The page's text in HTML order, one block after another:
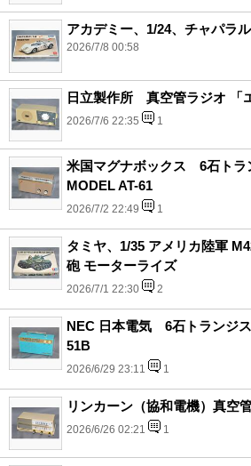
アカデミー、1/24、チャパラ
2026/7/8 00:58
日立製作所 真空管ラジオ 「
2026/7/6 22:35 1
米国マグナボックス 6石ト
MODEL AT-61
2026/7/2 22:49 1
タミヤ、1/35 アメリカ陸軍
砲 モーターライズ
2026/7/1 22:30 2
NEC 日本電気 6石トランジ
51B
2026/6/29 23:11 1
リンカーン（協和電機）真空
2026/6/26 02:21 1